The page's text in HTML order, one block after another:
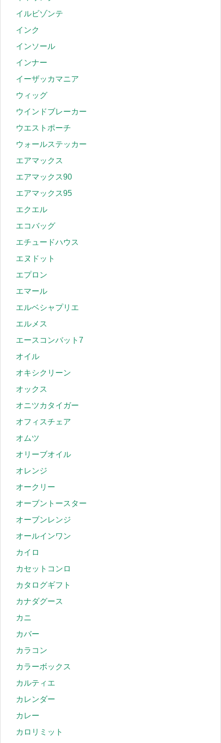
イルビゾンテ
インク
インソール
インナー
イーザッカマニア
ウィッグ
ウインドブレーカー
ウエストポーチ
ウォールステッカー
エアマックス
エアマックス90
エアマックス95
エクエル
エコバッグ
エチュードハウス
エヌドット
エプロン
エマール
エルベシャプリエ
エルメス
エースコンバット7
オイル
オキシクリーン
オックス
オニツカタイガー
オフィスチェア
オムツ
オリーブオイル
オレンジ
オークリー
オーブントースター
オーブンレンジ
オールインワン
カイロ
カセットコンロ
カタログギフト
カナダグース
カニ
カバー
カラコン
カラーボックス
カルティエ
カレンダー
カレー
カロリミット